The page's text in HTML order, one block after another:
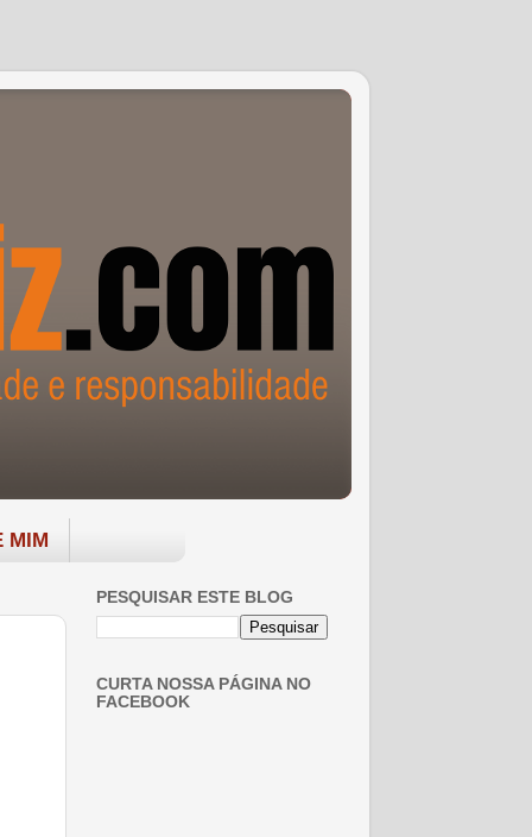
MIM
PESQUISAR ESTE BLOG
CURTA NOSSA PÁGINA NO
FACEBOOK